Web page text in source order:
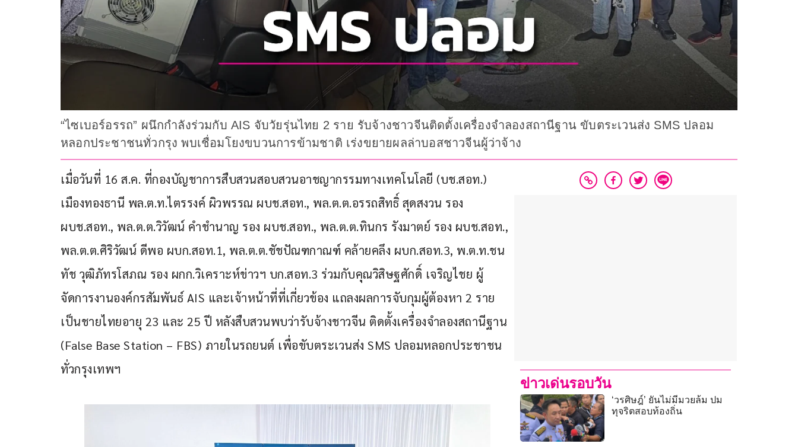
“ไซเบอร์อรรถ” ผนึกกำลังร่วมกับ AIS จับวัยรุ่นไทย 2 ราย รับจ้างชาวจีนติดตั้งเครื่องจำลองสถานีฐาน ขับตระเวนส่ง SMS ปลอม
หลอกประชาชนทั่วกรุง พบเชื่อมโยงขบวนการข้ามชาติ เร่งขยายผลล่าบอสชาวจีนผู้ว่าจ้าง
เมื่อวันที่ 16 ส.ค. ที่กองบัญชาการสืบสวนสอบสวนอาชญากรรมทางเทคโนโลยี (บช.สอท.)
เมืองทองธานี พล.ต.ท.ไตรรงค์ ผิวพรรณ ผบช.สอท., พล.ต.ต.อรรถสิทธิ์ สุดสงวน รอง
ผบช.สอท., พล.ต.ต.วิวัฒน์ คำชำนาญ รอง ผบช.สอท., พล.ต.ต.ทินกร รังมาตย์ รอง ผบช.สอท.,
พล.ต.ต.ศิริวัฒน์ ดีพอ ผบก.สอท.1, พล.ต.ต.ชัชปัณฑกาณฑ์ คล้ายคลึง ผบก.สอท.3, พ.ต.ท.ชน
ทัช วุฒิภัทรโสภณ รอง ผกก.วิเคราะห์ข่าวฯ บก.สอท.3 ร่วมกับคุณวิสิษฐศักดิ์ เจริญไชย ผู้
จัดการงานองค์กรสัมพันธ์ AIS และเจ้าหน้าที่ที่เกี่ยวข้อง แถลงผลการจับกุมผู้ต้องหา 2 ราย
เป็นชายไทยอายุ 23 และ 25 ปี หลังสืบสวนพบว่ารับจ้างชาวจีน ติดตั้งเครื่องจำลองสถานีฐาน
(False Base Station – FBS) ภายในรถยนต์ เพื่อขับตระเวนส่ง SMS ปลอมหลอกประชาชน
ทั่วกรุงเทพฯ
ข่าวเด่นรอบวัน
‘วรศิษฎ์’ ยันไม่มีมวยล้ม ปม
ทุจริตสอบท้องถิ่น